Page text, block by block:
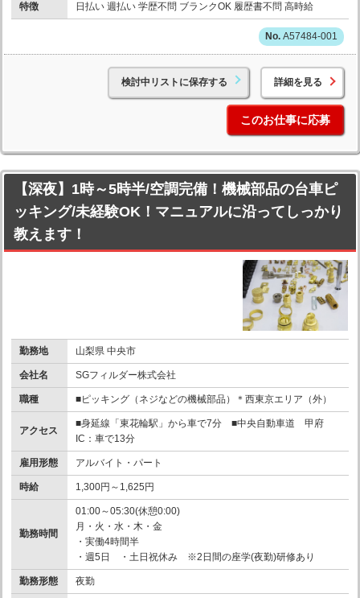
特徴 日払い 週払い 学歴不問 ブランクOK 履歴書不問 高時給
A57484-001
検討中リストに保存する 詳細を見る
このお仕事に応募
【深夜】1時～5時半/空調完備！機械部品の台車ピ
ッキング/未経験OK！マニュアルに沿ってしっかり
教えます！
勤務地 山梨県 中央市
会社名 SGフィルダー株式会社
職種 ■ピッキング（ネジなどの機械部品）＊西東京エリア（外）
アクセス
■身延線「東花輪駅」から車で7分 ■中央自動車道 甲府
IC：車で13分
雇用形態 アルバイト・パート
時給 1,300円～1,625円
勤務時間
01:00～05:30(休憩0:00)
月・火・水・木・金
・実働4時間半
・週5日 ・土日祝休み ※2日間の座学(夜勤)研修あり
勤務形態 夜勤